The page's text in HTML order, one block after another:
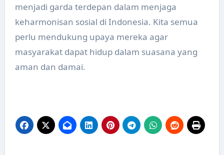
menjadi garda terdepan dalam menjaga
keharmonisan sosial di Indonesia. Kita semua
perlu mendukung upaya mereka agar
masyarakat dapat hidup dalam suasana yang
aman dan damai.